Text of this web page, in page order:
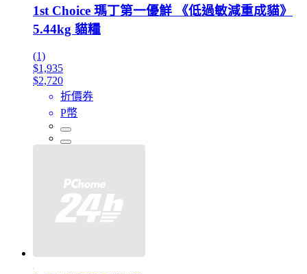
1st Choice 瑪丁第一優鮮 《低過敏減重成貓》
5.44kg 貓糧
(1)
$1,935
$2,720
折價券
P幣